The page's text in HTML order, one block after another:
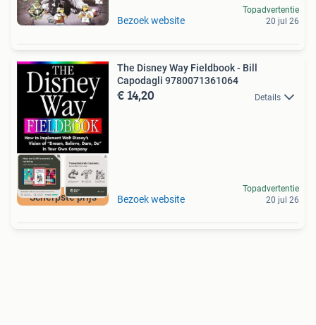
Bezoek website
Topadvertentie
20 jul 26
Scherpste prijs
The Disney Way Fieldbook - Bill
Capodagli 9780071361064
€ 14,20 Details
Bezoek website
Topadvertentie
20 jul 26